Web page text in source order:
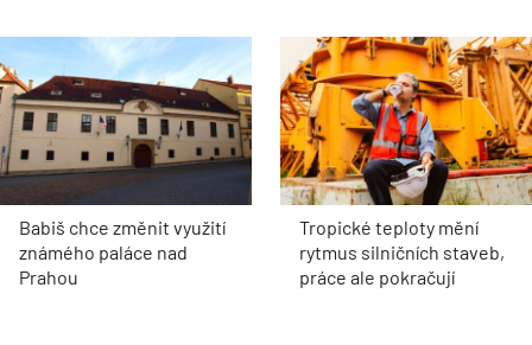
Babiš chce změnit využití
známého paláce nad
Prahou
Tropické teploty mění
rytmus silničních staveb,
práce ale pokračují